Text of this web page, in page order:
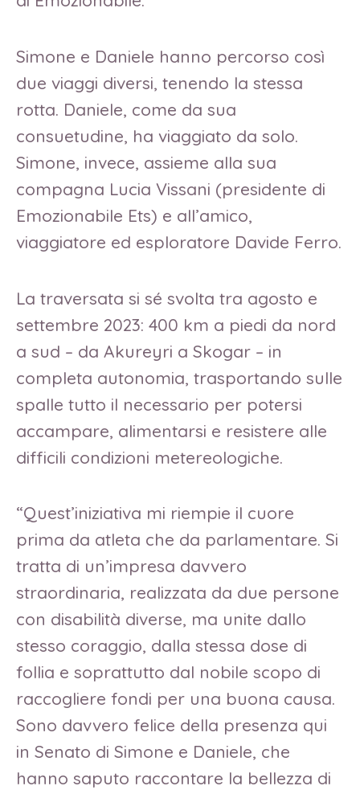
Simone e Daniele hanno percorso così
due viaggi diversi, tenendo la stessa
rotta. Daniele, come da sua
consuetudine, ha viaggiato da solo.
Simone, invece, assieme alla sua
compagna Lucia Vissani (presidente di
Emozionabile Ets) e all’amico,
viaggiatore ed esploratore Davide Ferro.
La traversata si sé svolta tra agosto e
settembre 2023: 400 km a piedi da nord
a sud – da Akureyri a Skogar – in
completa autonomia, trasportando sulle
spalle tutto il necessario per potersi
accampare, alimentarsi e resistere alle
difficili condizioni metereologiche.
“Quest’iniziativa mi riempie il cuore
prima da atleta che da parlamentare. Si
tratta di un’impresa davvero
straordinaria, realizzata da due persone
con disabilità diverse, ma unite dallo
stesso coraggio, dalla stessa dose di
follia e soprattutto dal nobile scopo di
raccogliere fondi per una buona causa.
Sono davvero felice della presenza qui
in Senato di Simone e Daniele, che
hanno saputo raccontare la bellezza di